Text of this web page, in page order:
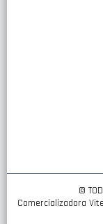
©
Comercializadora